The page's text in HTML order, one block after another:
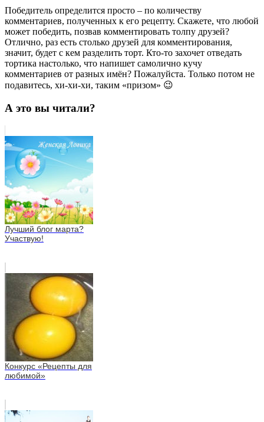
Победитель определится просто – по количеству
комментариев, полученных к его рецепту. Скажете, что любой
может победить, позвав комментировать толпу друзей?
Отлично, раз есть столько друзей для комментирования,
значит, будет с кем разделить торт. Кто-то захочет отведать
тортика настолько, что напишет самолично кучу
комментариев от разных имён? Пожалуйста. Только потом не
подавитесь, хи-хи-хи, таким «призом» 😉
А это вы читали?
Лучший блог марта?
Участвую!
Конкурс «Рецепты для
любимой»